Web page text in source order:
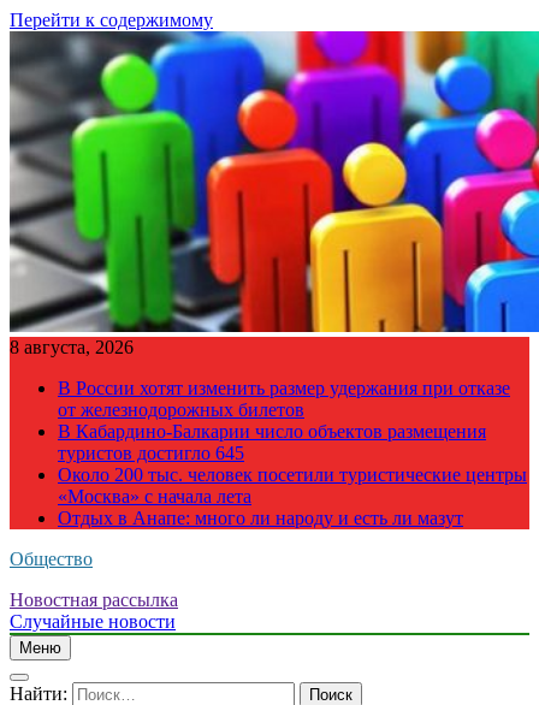
Перейти к содержимому
8 августа, 2026
В России хотят изменить размер удержания при отказе
от железнодорожных билетов
В Кабардино-Балкарии число объектов размещения
туристов достигло 645
Около 200 тыс. человек посетили туристические центры
«Москва» с начала лета
Отдых в Анапе: много ли народу и есть ли мазут
Общество
Новостная рассылка
Случайные новости
Меню
Найти: